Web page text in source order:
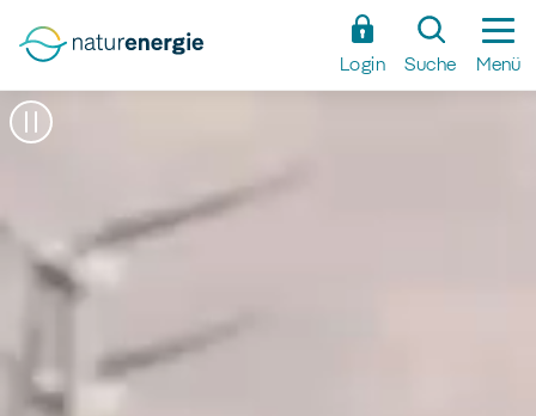
Hauptinhalt
Login Suche Menü